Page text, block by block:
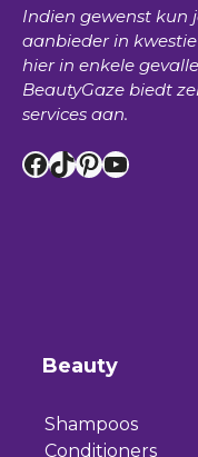
Indien gewenst kun
aanbieder in
hier in enkele
BeautyGaze biedt
services aan.
Facebook
TikTok
Pinterest
Beauty
Shampoos
Conditioners